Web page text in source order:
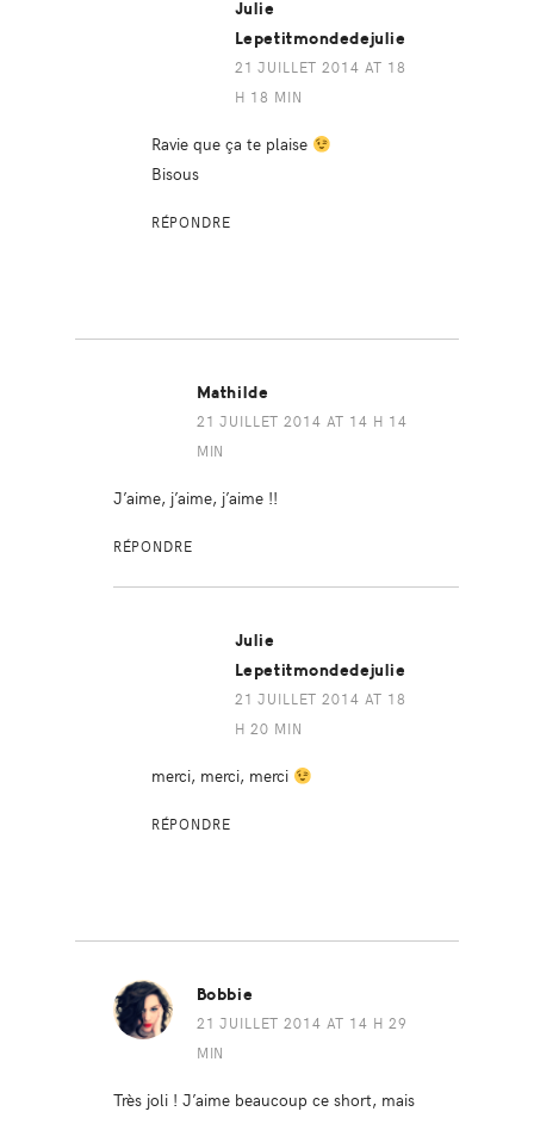
Julie
Lepetitmondedejulie
21 JUILLET 2014 AT 18
H 18 MIN
Ravie que ça te plaise
Bisous
RÉPONDRE
Mathilde
21 JUILLET 2014 AT 14 H 14
MIN
J’aime, j’aime, j’aime !!
RÉPONDRE
Julie
Lepetitmondedejulie
21 JUILLET 2014 AT 18
H 20 MIN
merci, merci, merci
RÉPONDRE
Bobbie
21 JUILLET 2014 AT 14 H 29
MIN
Très joli ! J’aime beaucoup ce short, mais